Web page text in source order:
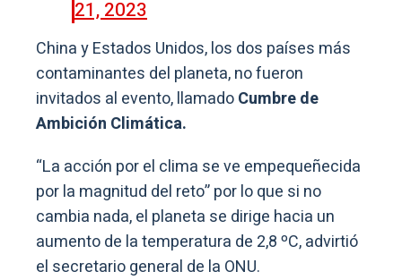
21, 2023
China y Estados Unidos, los dos países más
contaminantes del planeta, no fueron
invitados al evento, llamadoCumbre de
Ambición Climática.
“La acción por el clima se ve empequeñecida
por la magnitud del reto” por lo que si no
cambia nada, el planeta se dirige hacia un
aumento de la temperatura de 2,8 ºC, advirtió
el secretario general de la ONU.